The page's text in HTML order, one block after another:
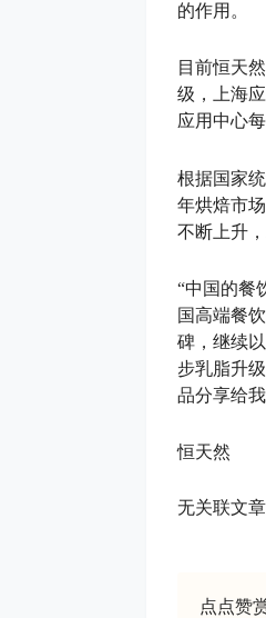
的作用。
目前恒天
级，上海
应用中心
根据国家
年烘焙市
不断上升
“中国的餐
国高端餐
碑，继续
步乳脂升
品分享给
恒天然
无关联文章
点点赞